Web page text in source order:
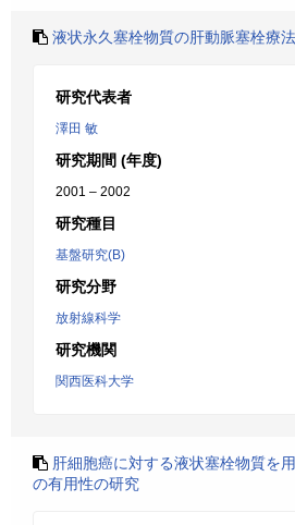
液状永久塞栓物質の肝動脈塞栓療
研究代表者
澤田 敏
研究期間 (年度)
2001 – 2002
研究種目
基盤研究(B)
研究分野
放射線科学
研究機関
関西医科大学
肝細胞癌に対する液状塞栓物質を
の有用性の研究